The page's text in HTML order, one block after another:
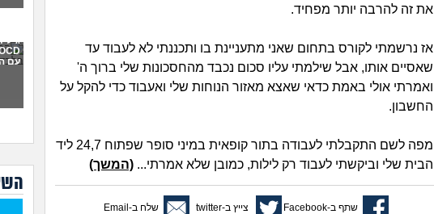
את זה להרבה יותר מפחיד.
אז נרשמתי לקורס בתחום שאני מתעניינת בו ותכננתי לא לעבוד עד
שאסיים אותו, אבל שילמתי עליו סכום נכבד מהחסכונות שלי ברוך ה'
ואמרתי אולי באמת כדאי שאצא מאזור הנוחות שלי ואעבוד כדי להקל על
החשבון.
מפה לשם התקבלתי לעבודה בתור קופאית במיני סופר שפתוח 24,7 ליד
הבית שלי וביקשתי לעבוד רק לילות, כמובן שלא אמרתי... (המשך)
שתף ב-Facebook צייץ ב-twitter שלח ב-Email
מה
עם